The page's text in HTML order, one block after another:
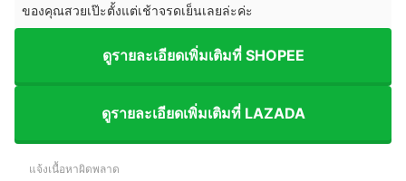
ของคุณสวยเป๊ะตั้งแต่เช้าจรดเย็นเลยล่ะค่ะ
ดูรายละเอียดเพิ่มเติมที่ SHOPEE
ดูรายละเอียดเพิ่มเติมที่ LAZADA
แจ้งเนื้อหาผิดพลาด